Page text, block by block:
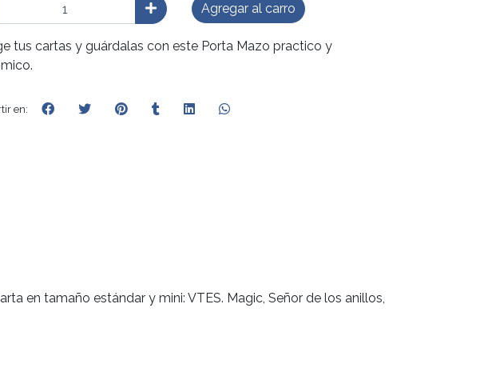
Agregar al carro
tus cartas y guárdalas con este Porta Mazo practico y
en:
en tamaño estándar y mini: VTES. Magic, Señor de los anillos,